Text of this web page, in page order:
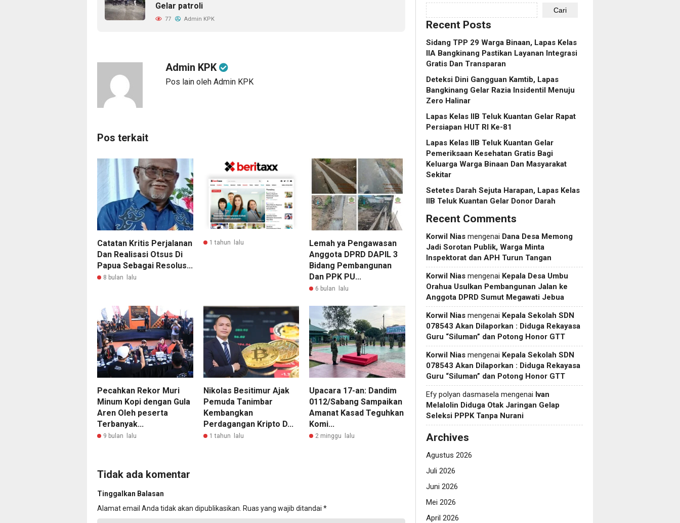
Gelar patroli
77 Admin KPK
Admin KPK
Pos lain oleh Admin KPK
Pos terkait
Catatan Kritis Perjalanan
Dan Realisasi Otsus Di
Papua Sebagai Resolus...
8 bulan lalu
1 tahun lalu
Lemah ya Pengawasan
Anggota DPRD DAPIL 3
Bidang Pembangunan
Dan PPK PU...
6 bulan lalu
Pecahkan Rekor Muri
Minum Kopi dengan Gula
Aren Oleh peserta
Terbanyak...
9 bulan lalu
Nikolas Besitimur Ajak
Pemuda Tanimbar
Kembangkan
Perdagangan Kripto D...
1 tahun lalu
Upacara 17-an: Dandim
0112/Sabang Sampaikan
Amanat Kasad Teguhkan
Komi...
2 minggu lalu
Tidak ada komentar
Tinggalkan Balasan
Alamat email Anda tidak akan dipublikasikan. Ruas yang wajib ditandai *
Cari
Recent Posts
Sidang TPP 29 Warga Binaan, Lapas Kelas
IIA Bangkinang Pastikan Layanan Integrasi
Gratis Dan Transparan
Deteksi Dini Gangguan Kamtib, Lapas
Bangkinang Gelar Razia Insidentil Menuju
Zero Halinar
Lapas Kelas IIB Teluk Kuantan Gelar Rapat
Persiapan HUT RI Ke-81
Lapas Kelas IIB Teluk Kuantan Gelar
Pemeriksaan Kesehatan Gratis Bagi
Keluarga Warga Binaan Dan Masyarakat
Sekitar
Setetes Darah Sejuta Harapan, Lapas Kelas
IIB Teluk Kuantan Gelar Donor Darah
Recent Comments
Korwil Nias mengenai Dana Desa Memong
Jadi Sorotan Publik, Warga Minta
Inspektorat dan APH Turun Tangan
Korwil Nias mengenai Kepala Desa Umbu
Orahua Usulkan Pembangunan Jalan ke
Anggota DPRD Sumut Megawati Jebua
Korwil Nias mengenai Kepala Sekolah SDN
078543 Akan Dilaporkan : Diduga Rekayasa
Guru “Siluman” dan Potong Honor GTT
Korwil Nias mengenai Kepala Sekolah SDN
078543 Akan Dilaporkan : Diduga Rekayasa
Guru “Siluman” dan Potong Honor GTT
Efy polyan dasmasela mengenai Ivan
Melalolin Diduga Otak Jaringan Gelap
Seleksi PPPK Tanpa Nurani
Archives
Agustus 2026
Juli 2026
Juni 2026
Mei 2026
April 2026